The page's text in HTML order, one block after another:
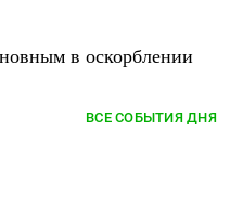
в оскорблении
ВСЕ СОБЫТИЯ ДНЯ